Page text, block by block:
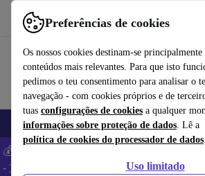
Preferências de cookies
Os nossos cookies destinam-se
conteúdos mais relevantes. Para que isto
pedimos o teu consentimento para analisar o
navegação - com cookies próprios e de
tuas configurações de cookies a qualquer
informações sobre proteção de dados. Lê a
política de cookies do processador de dados.
Uso limitado
Use o refurbed de forma rápida e fácil
Telemóveis Computadores Portáteis Tablets
💰 Poupa MAIS -5% em MacBooks e iPads
- TC